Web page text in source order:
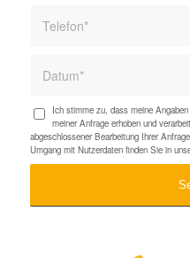
Ich stimme zu, dass meine
meiner Anfrage erhoben und
abgeschlossener Bearbeitung Ihrer
Umgang mit Nutzerdaten finden Sie in